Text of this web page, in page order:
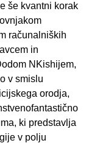
še kvantni korak
računalniških
in
NKishijem,
v smislu
orodja,
ki predstavlja
v polju